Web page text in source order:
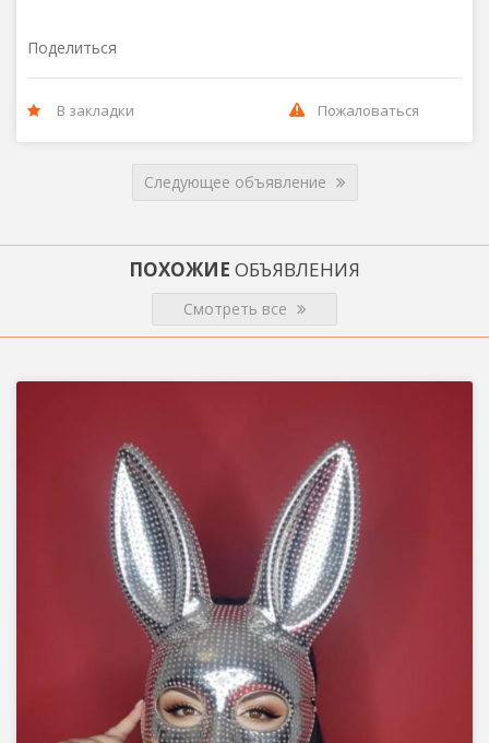
Поделиться
В закладки Пожаловаться
Следующее объявление
ПОХОЖИЕ ОБЪЯВЛЕНИЯ
Смотреть все